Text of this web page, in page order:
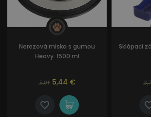
Nerezová miska s gumou
Heavy. 1500 ml
5,91 5,44 €
Sklápací